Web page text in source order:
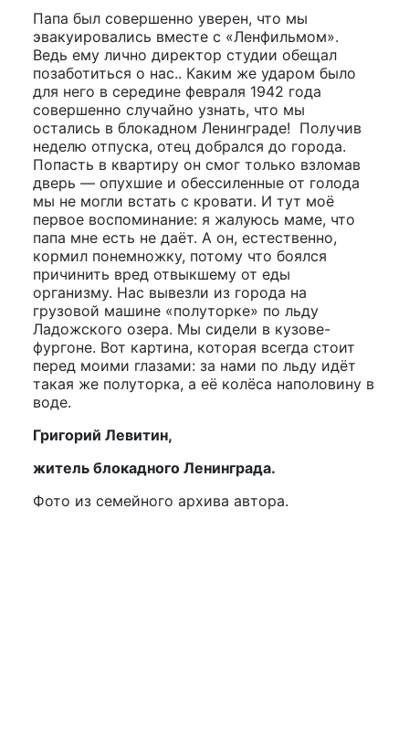
Папа был совершенно уверен, что мы
эвакуировались вместе с «Ленфильмом».
Ведь ему лично директор студии обещал
позаботиться о нас.. Каким же ударом было
для него в середине февраля 1942 года
совершенно случайно узнать, что мы
остались в блокадном Ленинграде! Получив
неделю отпуска, отец добрался до города.
Попасть в квартиру он смог только взломав
дверь — опухшие и обессиленные от голода
мы не могли встать с кровати. И тут моё
первое воспоминание: я жалуюсь маме, что
папа мне есть не даёт. А он, естественно,
кормил понемножку, потому что боялся
причинить вред отвыкшему от еды
организму. Нас вывезли из города на
грузовой машине «полуторке» по льду
Ладожского озера. Мы сидели в кузове-
фургоне. Вот картина, которая всегда стоит
перед моими глазами: за нами по льду идёт
такая же полуторка, а её колёса наполовину в
воде.
Григорий Левитин,
житель блокадного Ленинграда.
Фото из семейного архива автора.